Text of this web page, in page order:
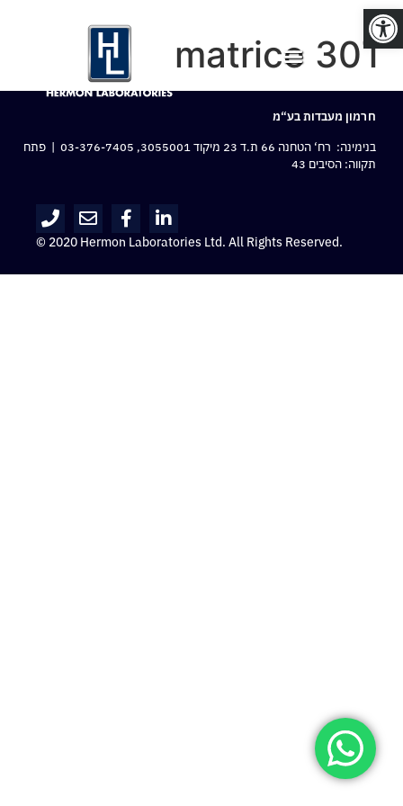
פתח סרגל נגישות
matrice 30T
חרמון מעבדות בע“מ
בנימינה: רח‘ הטחנה 66 ת.ד 23 מיקוד 3055001,
03-376-7405 | פתח
תקווה: הסיבים 43
© 2020 Hermon Laboratories Ltd. All Rights Reserved.